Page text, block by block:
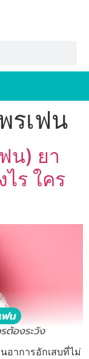
รเฟน
น) ยา
ร ใคร
อาการอักเสบที่ไม่